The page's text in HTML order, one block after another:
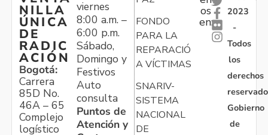
NILLA
ÚNICA
DE
RADIC
ACIÓN
Bogotá:
Carrera
85D No.
46A – 65
Complejo
logístico
viernes
8:00 a.m. –
6:00 p.m.
Sábado,
Domingo y
Festivos
Auto
consulta
Puntos de
Atención y
FONDO
PARA LA
REPARACIÓN
A VÍCTIMAS
SNARIV-
SISTEMA
NACIONAL
DE
os
en:
2023
-
Todos
los
derechos
Gobierno
de